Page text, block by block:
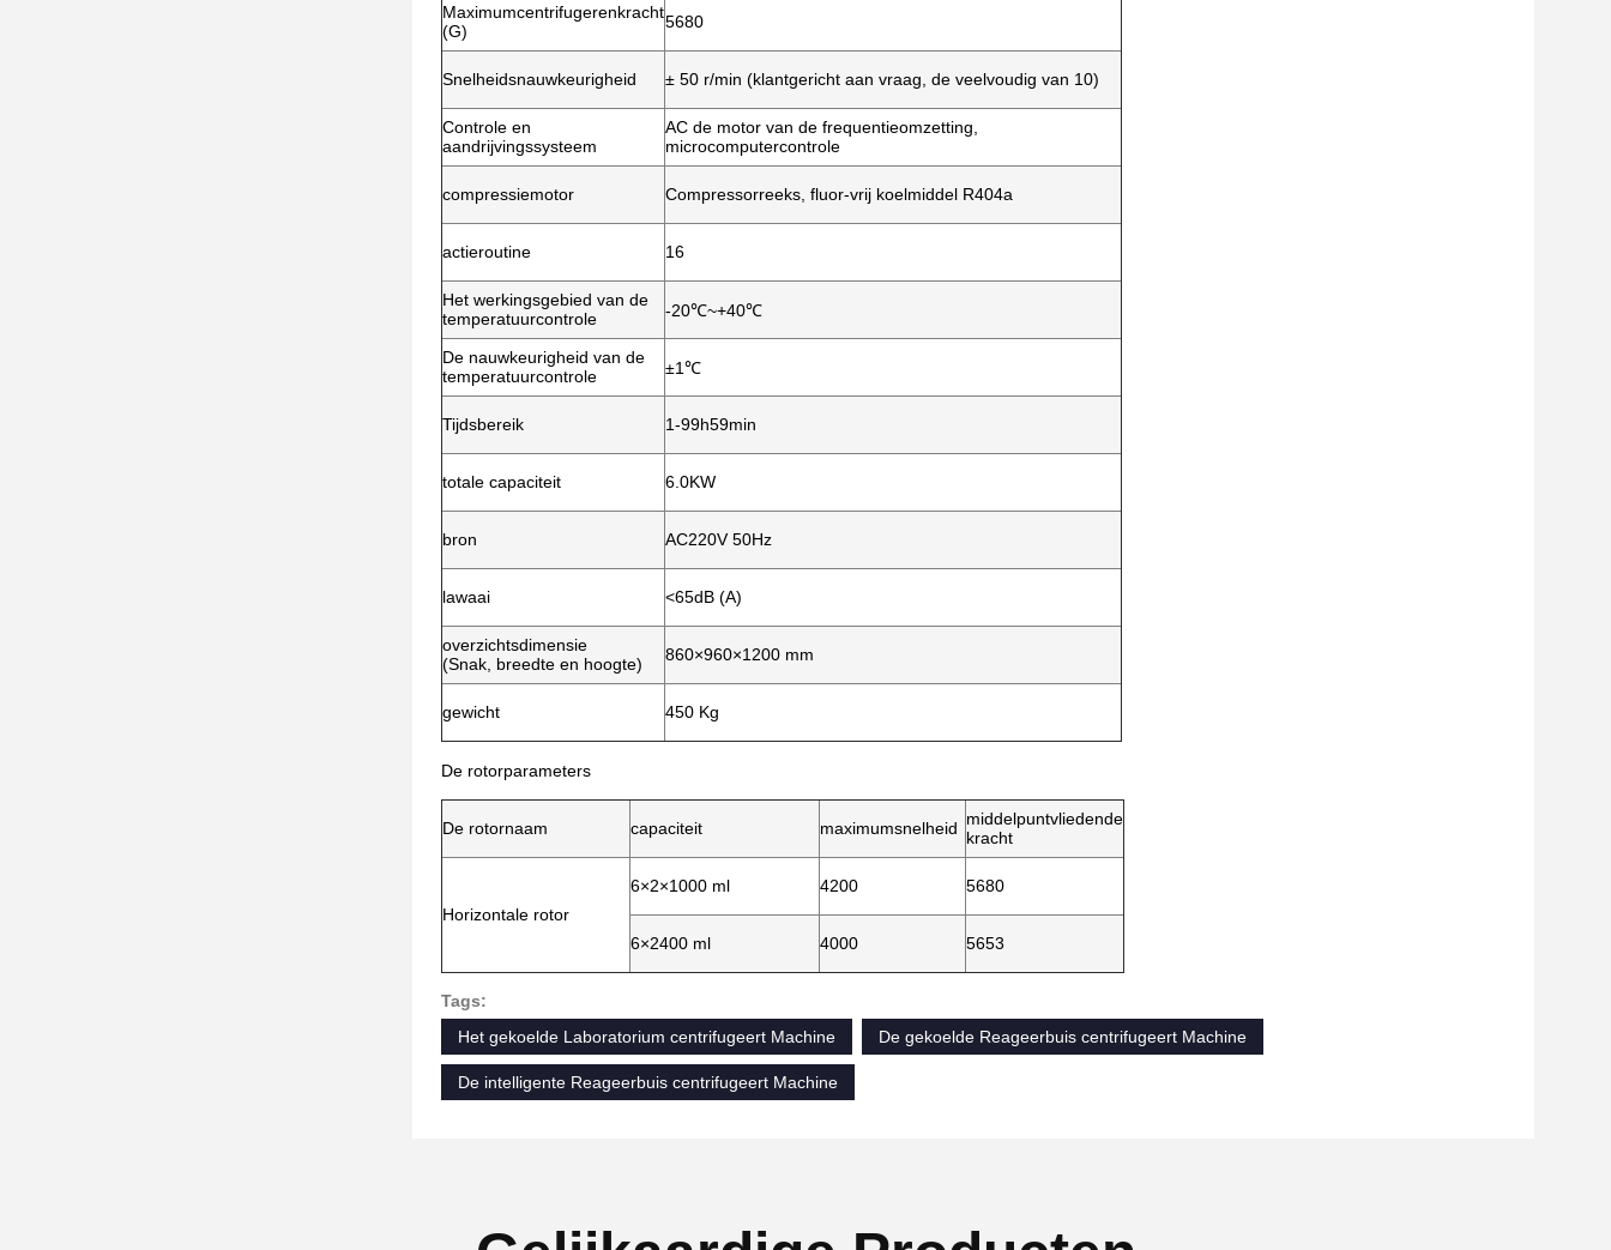
Maximumcentrifugerenkracht
(G)
5680
Snelheidsnauwkeurigheid ± 50 r/min (klantgericht aan vraag, de veelvoudig van 10)
Controle en
aandrijvingssysteem
AC de motor van de frequentieomzetting,
microcomputercontrole
compressiemotor Compressorreeks, fluor-vrij koelmiddel R404a
actieroutine 16
Het werkingsgebied van de
temperatuurcontrole
-20℃~+40℃
De nauwkeurigheid van de
temperatuurcontrole
±1℃
Tijdsbereik 1-99h59min
totale capaciteit 6.0KW
bron AC220V 50Hz
lawaai <65dB (A)
overzichtsdimensie
(Snak, breedte en hoogte)
860×960×1200 mm
gewicht 450 Kg
De rotorparameters
De rotornaam capaciteit maximumsnelheid middelpuntvliedende
kracht
Horizontale rotor
6×2×1000 ml 4200 5680
6×2400 ml 4000 5653
Tags:
Het gekoelde Laboratorium centrifugeert Machine
De gekoelde Reageerbuis centrifugeert Machine
De intelligente Reageerbuis centrifugeert Machine